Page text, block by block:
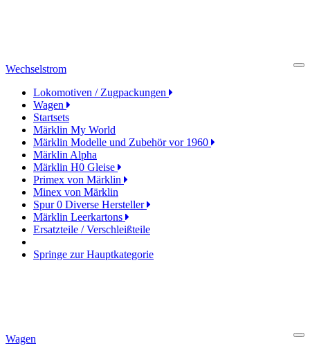
Wechselstrom
Lokomotiven / Zugpackungen
Wagen
Startsets
Märklin My World
Märklin Modelle und Zubehör vor 1960
Märklin Alpha
Märklin H0 Gleise
Primex von Märklin
Minex von Märklin
Spur 0 Diverse Hersteller
Märklin Leerkartons
Ersatzteile / Verschleißteile
Springe zur Hauptkategorie
Wagen